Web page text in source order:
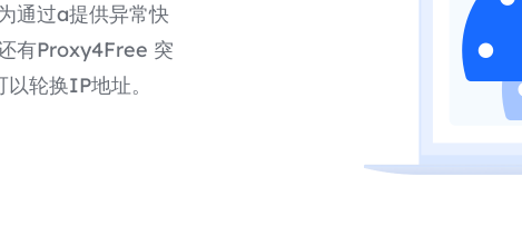
通过a提供异常快
有Proxy4Free 突
轮换IP地址。